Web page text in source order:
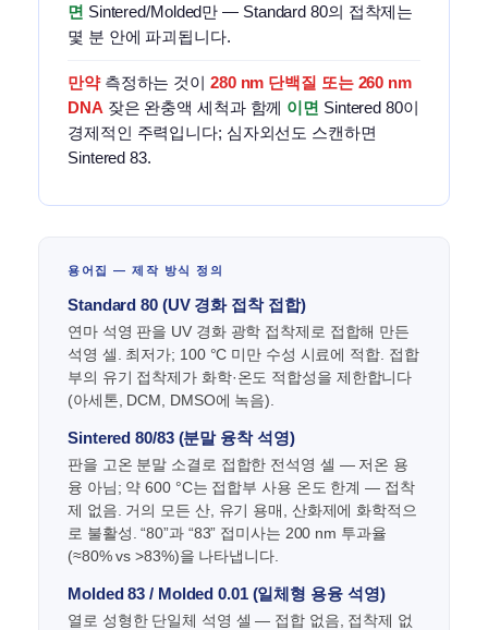
면 Sintered/Molded만 — Standard 80의 접착제는
몇 분 안에 파괴됩니다.
만약측정하는 것이 280 nm 단백질 또는 260 nm
DNA 잦은 완충액 세척과 함께 이면 Sintered 80이
경제적인 주력입니다; 심자외선도 스캔하면
Sintered 83.
용어집 — 제작 방식 정의
Standard 80 (UV 경화 접착 접합)
연마 석영 판을 UV 경화 광학 접착제로 접합해 만든
석영 셀. 최저가; 100 °C 미만 수성 시료에 적합. 접합
부의 유기 접착제가 화학·온도 적합성을 제한합니다
(아세톤, DCM, DMSO에 녹음).
Sintered 80/83 (분말 융착 석영)
판을 고온 분말 소결로 접합한 전석영 셀 — 저온 용
융 아님; 약 600 °C는 접합부 사용 온도 한계 — 접착
제 없음. 거의 모든 산, 유기 용매, 산화제에 화학적으
로 불활성. “80”과 “83” 접미사는 200 nm 투과율
(≈80% vs >83%)을 나타냅니다.
Molded 83 / Molded 0.01 (일체형 용융 석영)
열로 성형한 단일체 석영 셀 — 접합 없음, 접착제 없